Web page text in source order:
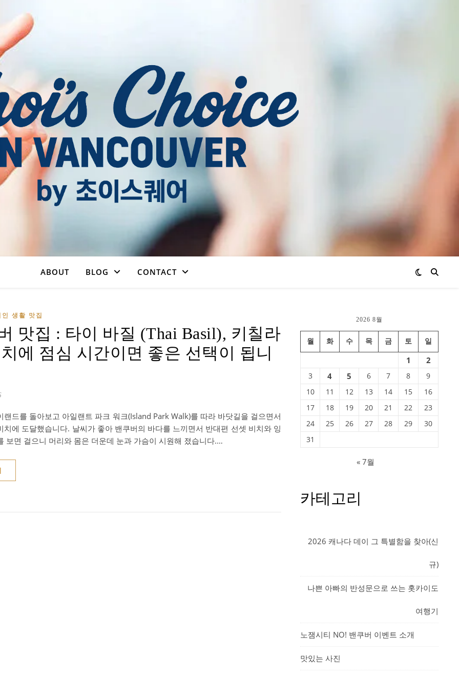
ABOUT BLOG CONTACT
생활 맛집
맛집 : 타이 바질 (Thai Basil), 키칠라
에 점심 시간이면 좋은 선택이 됩니
랜드를 돌아보고 아일랜트 파크 워크(Island Park Walk)를 따라 바닷길을 걸으면서
치에 도달했습니다. 날씨가 좋아 밴쿠버의 바다를 느끼면서 반대편 선셋 비치와 잉
보면 걸으니 머리와 몸은 더운데 눈과 가슴이 시원해 졌습니다.…
2026 8월
월 화 수 목 금 토 일
1 2
3 4 5 6 7 8
9
10
11 12 13 14 15
16
17
18 19 20 21 22
23
24
25 26 27 28 29
30
31
« 7월
카테고리
2026 캐나다 데이 그 특별함을 찾아(신
규)
나쁜 아빠의 반성문으로 쓰는 홋카이도
여행기
노잼시티 NO! 밴쿠버 이벤트 소개
맛있는 사진